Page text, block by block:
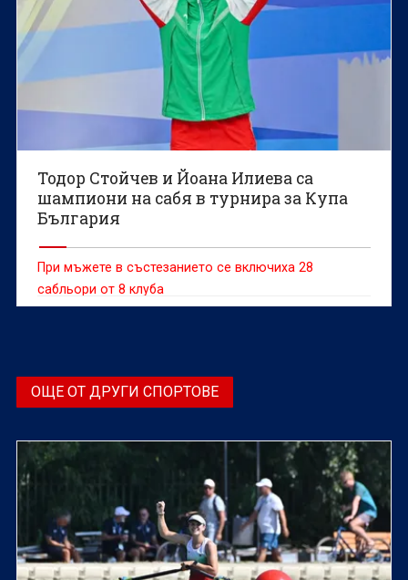
Тодор Стойчев и Йоана Илиева са
шампиони на сабя в турнира за Купа
България
При мъжете в състезанието се включиха 28
сабльори от 8 клуба
ОЩЕ ОТ ДРУГИ СПОРТОВЕ